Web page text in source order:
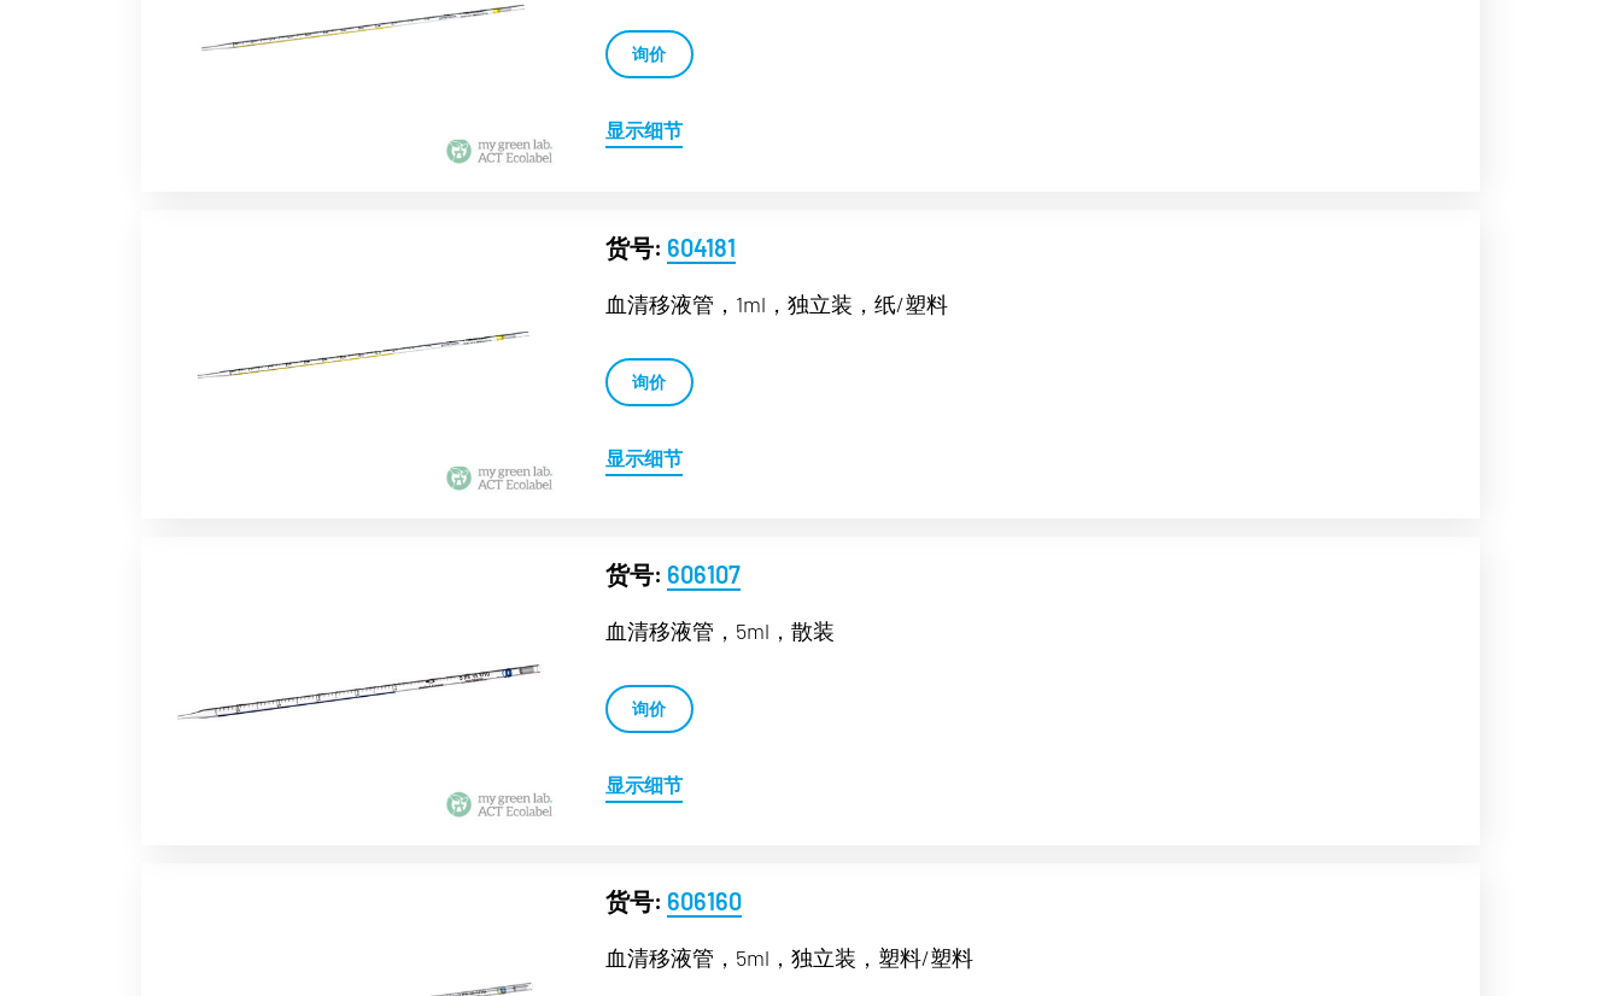
询价
显示细节
货号: 604181
血清移液管，1ml，独立装，纸/塑料
询价
显示细节
货号: 606107
血清移液管，5ml，散装
询价
显示细节
货号: 606160
血清移液管，5ml，独立装，塑料/塑料